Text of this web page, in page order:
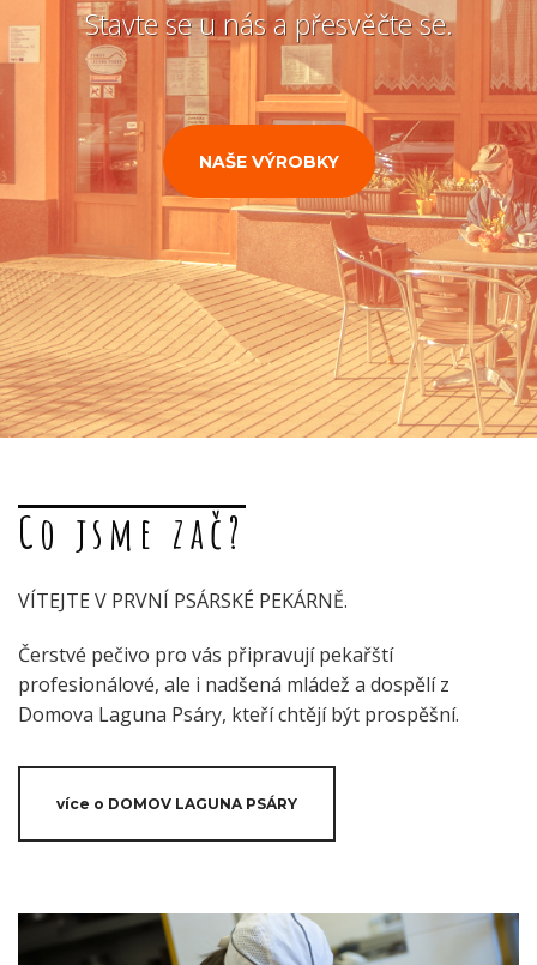
Stavte se u nás a přesvěčte se.
NAŠE VÝROBKY
Co jsme zač?
VÍTEJTE V PRVNÍ PSÁRSKÉ PEKÁRNĚ.
Čerstvé pečivo pro vás připravují pekařští
profesionálové, ale i nadšená mládež a dospělí z
Domova Laguna Psáry, kteří chtějí být prospěšní.
více o DOMOV LAGUNA PSÁRY